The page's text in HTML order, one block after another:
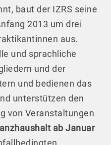
baut der IZRS seine
2013 um drei
aus.
und sprachliche
und der
und bedienen das
unterstützen den
von Veranstaltungen
ab Januar